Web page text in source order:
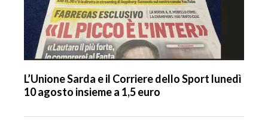
L’Unione Sarda e il Corriere dello Sport lunedì
10 agosto insieme a 1,5 euro